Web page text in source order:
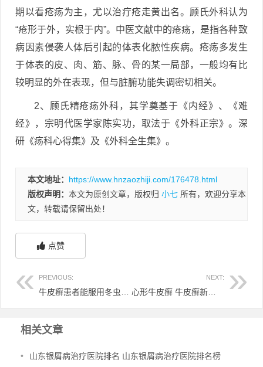
期以看疮疡为主，尤以治疔疮走黄出名。顾氏外科认为
“疮形于外，实根于内”。中医文献中的疮疡，是指各种致
病因素侵袭人体后引起的体表化脓性疾病。疮疡多发生
于体表的皮、肉、筋、脉、骨的某一局部，一般均有比
较明显的外在表现，但与脏腑功能失调密切相关。
2、顾氏精疮疡外科，其学奠基于《内经》、《难
经》，宗明代医学家陈实功，取法于《外科正宗》。深
研《疡科心得集》及《外科全生集》。
本文地址： https://www.hnzaozhiji.com/176478.html
版权声明： 本文为原创文章，版权归 小七 所有，欢迎分享本
文，转载请保留出处！
点赞
PREVIOUS: NEXT:
心形牛皮癣 牛皮癣新疗法
相关文章
• 山东银屑病治疗医院排名 山东银屑病治疗医院排名榜